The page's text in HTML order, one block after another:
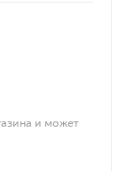
и может